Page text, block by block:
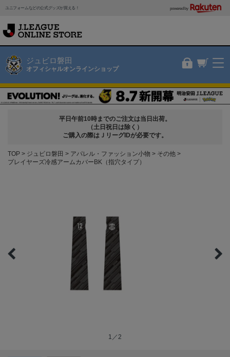
ユニフォームなどの公式グッズが買える！ powered by
ジュビロ磐田
オフィシャルオンラインショップ
平日午前10時までのご注文は当日出荷。
（土日祝日は除く）
ご購入の際はＪリーグIDが必要です。
TOP ジュビロ磐田 アパレル・ファッション小物
その他
プレイヤーズ冷感アームカバーBK（指穴タイプ）
1／2